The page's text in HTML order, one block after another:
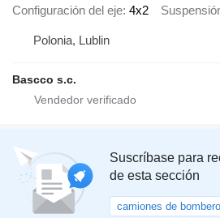
Configuración del eje 4x2
Polonia, Lublin
Bascco s.c.
Suscríbase para
de esta sección
camiones de